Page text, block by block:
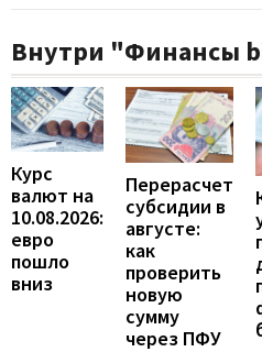
Внутри "Финансы
Курс
валют на
10.08.2026:
евро
пошло
вниз
Перерасчет
субсидии в
августе:
как
проверить
новую
сумму
через ПФУ